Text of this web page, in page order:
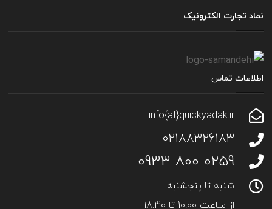
نماد تجارت الکترونیک
اطلاعات تماس
info{at}quickyadak.ir
02188326183
0259 800 0933
شنبه تا پنجشنبه
از ساعت 10:00 تا 18:30